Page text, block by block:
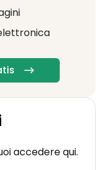
accedere qui.